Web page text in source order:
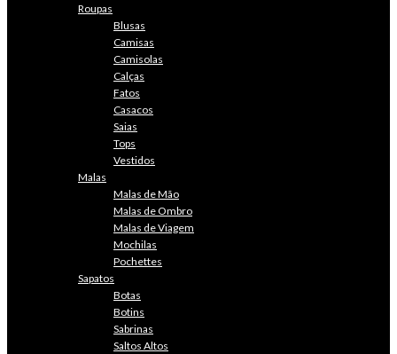
Roupas
Blusas
Camisas
Camisolas
Calças
Fatos
Casacos
Saias
Tops
Vestidos
Malas
Malas de Mão
Malas de Ombro
Malas de Viagem
Mochilas
Pochettes
Sapatos
Botas
Botins
Sabrinas
Saltos Altos